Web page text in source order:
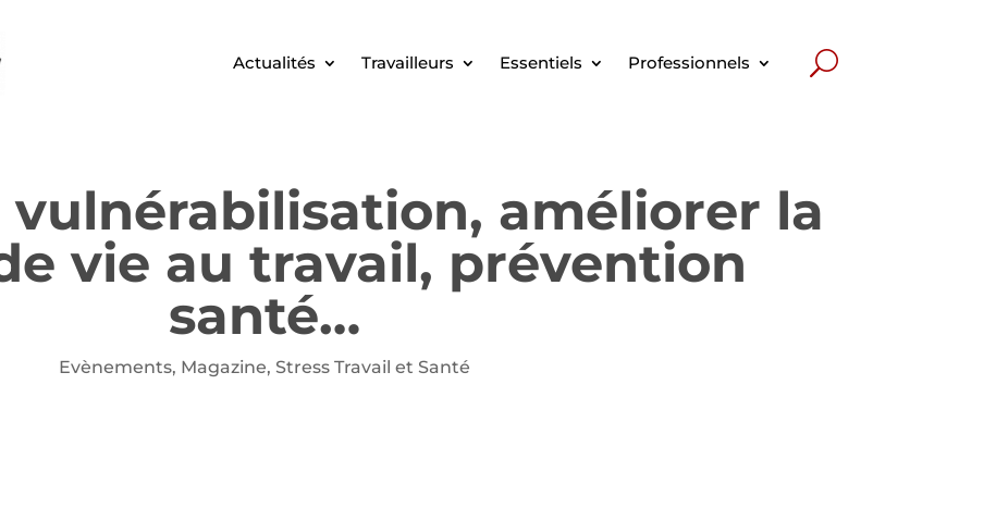
Actualités Travailleurs Essentiels Professionnels
vulnérabilisation, améliorer la
vie au travail, prévention
santé…
Evènements, Magazine, Stress Travail et Santé